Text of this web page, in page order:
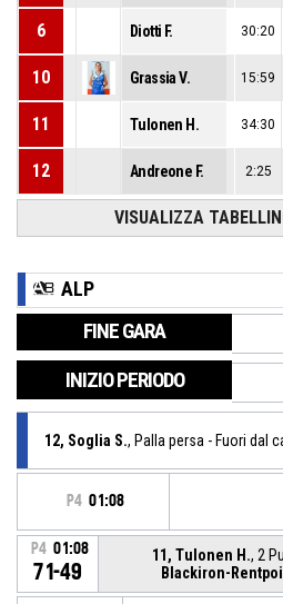
6 Diotti F. 30:20
10 Grassia V. 15:59
11 Tulonen H. 34:30
12 Andreone F. 2:25
VISUALIZZA
ALP
FINE GARA
INIZIO PERIODO
12, Soglia S., Palla persa - Fuori dal
P4 01:08
P4 01:08
71-49
11, Tulonen H., 2
Blackiron-